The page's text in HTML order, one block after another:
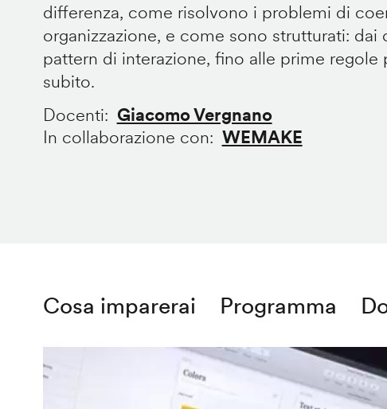
differenza, come risolvono i problemi di
organizzazione, e come sono strutturati: dai
pattern di interazione, fino alle prime regole
subito.
Docenti
Giacomo Vergnano
In collaborazione con
WEMAKE
Cosa imparerai Programma